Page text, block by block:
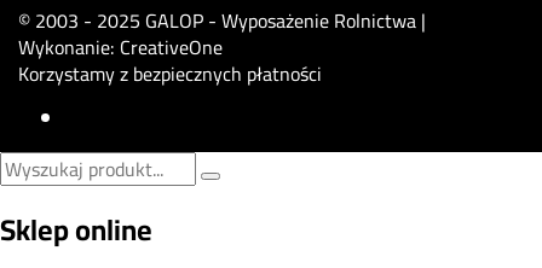
© 2003 - 2025 GALOP - Wyposażenie Rolnictwa |
Wykonanie: CreativeOne
Korzystamy z bezpiecznych płatności
Sklep online